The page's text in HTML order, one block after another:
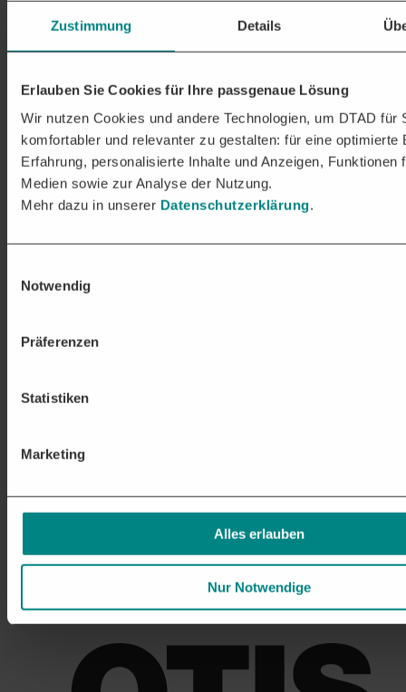
Zustimmung Details
Erlauben Sie Cookies für Ihre passgenaue Lösung
Wir nutzen Cookies und andere Technologien, um DTAD für
komfortabler und relevanter zu gestalten: für eine optimierte
Erfahrung, personalisierte Inhalte und Anzeigen, Funktionen
Medien sowie zur Analyse der Nutzung.
Mehr dazu in unserer Datenschutzerklärung.
Notwendig
Präferenzen
Statistiken
Marketing
Alles erlauben
Nur Notwendige